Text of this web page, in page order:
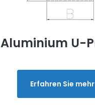
Aluminium U-
Erfahren Sie mehr